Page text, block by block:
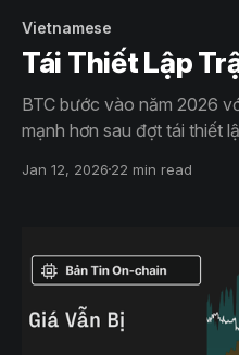
Vietnamese
Tái Thiết Lập
BTC bước vào năm 2026
mạnh hơn sau đợt tái thiết
một cách thận trọng,
Jan 12, 2026 22 min read